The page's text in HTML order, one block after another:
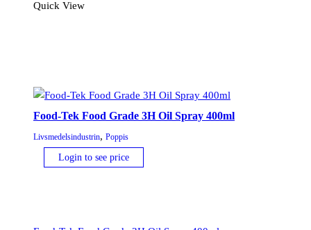
Quick View
Food-Tek Food Grade 3H Oil Spray 400ml
Livsmedelsindustrin, Poppis
Login to see price